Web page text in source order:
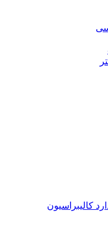
کالیبراسیون